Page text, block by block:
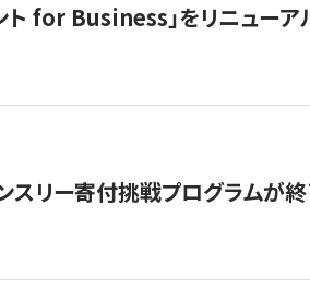
ト for Business」をリニューア
スリー寄付挑戦プログラムが